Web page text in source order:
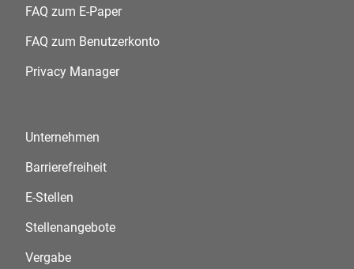
FAQ zum E-Paper
FAQ zum Benutzerkonto
Privacy Manager
Unternehmen
Barrierefreiheit
E-Stellen
Stellenangebote
Vergabe